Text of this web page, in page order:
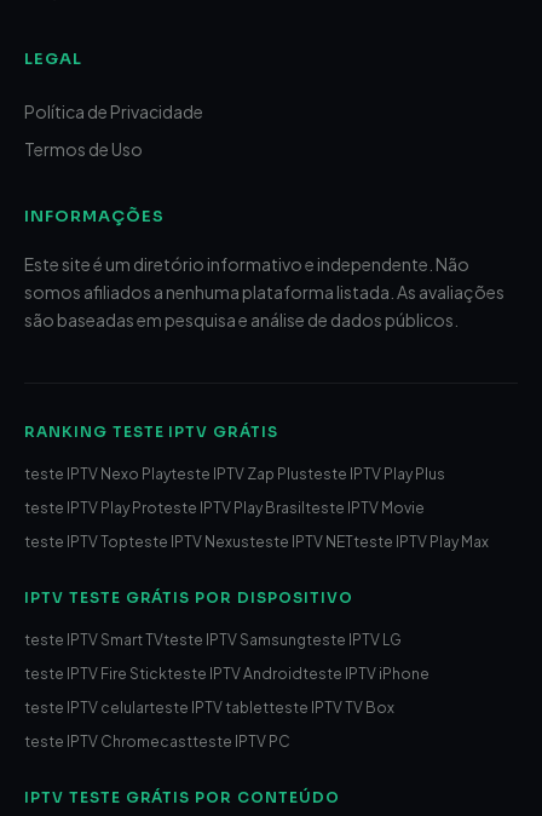
LEGAL
Política de Privacidade
Termos de Uso
INFORMAÇÕES
Este site é um diretório informativo e independente. Não
somos afiliados a nenhuma plataforma listada. As avaliações
são baseadas em pesquisa e análise de dados públicos.
RANKING TESTE IPTV GRÁTIS
teste IPTV Nexo Playteste IPTV Zap Plusteste IPTV Play Plus
teste IPTV Play Proteste IPTV Play Brasil teste IPTV Movie
teste IPTV Topteste IPTV Nexusteste IPTV NETteste IPTV Play Max
IPTV TESTE GRÁTIS POR DISPOSITIVO
teste IPTV Smart TVteste IPTV Samsungteste IPTV LG
teste IPTV Fire Stickteste IPTV Android teste IPTV iPhone
teste IPTV celularteste IPTV tabletteste IPTV TV Box
teste IPTV Chromecastteste IPTV PC
IPTV TESTE GRÁTIS POR CONTEÚDO